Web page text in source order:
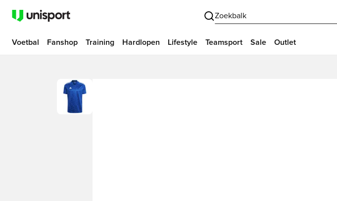
Zoekbalk
Voetbal Fanshop Training Hardlopen Lifestyle Teamsport Sale Outlet